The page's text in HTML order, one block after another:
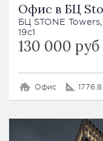
Офис в БЦ
БЦ STONE
19с1
130 000
Офис